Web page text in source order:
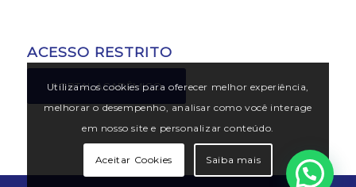
ACESSO RESTRITO
PORTAL ACADÊMICO
Utilizamos cookies para oferecer melhor experiência,
melhorar o desempenho, analisar como você interage
em nosso site e personalizar conteúdo.
Aceitar Cookies Saiba mais